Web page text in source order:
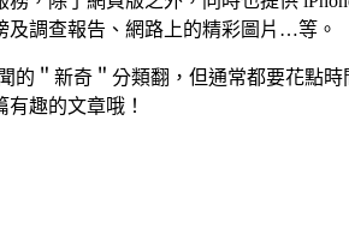
及調查報告、網路上的精彩圖片…等。
的＂新奇＂分類翻，但通常都要花點
趣的文章哦！